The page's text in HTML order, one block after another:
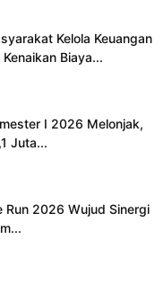
Kelola Keuangan
Biaya...
I 2026 Melonjak,
Juta...
Run 2026 Wujud Sinergi